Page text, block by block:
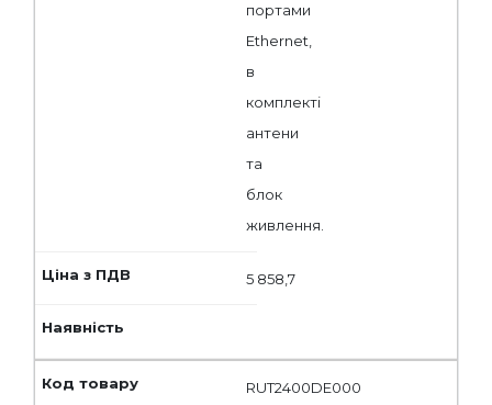
портами
Ethernet,
в
комплекті
антени
та
блок
живлення.
5 858,7
RUT2400DE000